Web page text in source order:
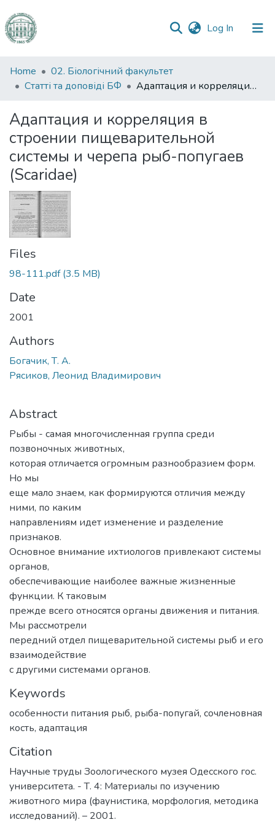
Log In (current)
Communities
&
All of DSpace
Statistics
Home
02. Біологічний факультет
Статті та доповіді БФ
Адаптация и корреляция в строении пищеварительной системы и черепа рыб-попугаев (Scaridae)
Адаптация и корреляция в
строении пищеварительной
системы и черепа рыб-попугаев
(Scaridae)
Files
98-111.pdf(3.5 MB)
Date
2001
Authors
Богачик, Т. А.
Рясиков, Леонид Владимирович
Abstract
Рыбы - самая многочисленная группа среди
позвоночных животных,
которая отличается огромным разнообразием форм.
Но мы
еще мало знаем, как формируются отличия между
ними, по каким
направлениям идет изменение и разделение
признаков.
Основное внимание ихтиологов привлекают системы
органов,
обеспечивающие наиболее важные жизненные
функции. К таковым
прежде всего относятся органы движения и питания.
Мы рассмотрели
передний отдел пищеварительной системы рыб и его
взаимодействие
с другими системами органов.
Keywords
особенности питания рыб, рыба-попугай, сочленовная
кость, адаптация
Citation
Научные труды Зоологического музея Одесского гос.
университета. - Т. 4: Материалы по изучению
животного мира (фаунистика, морфология, методика
исследований). – 2001.